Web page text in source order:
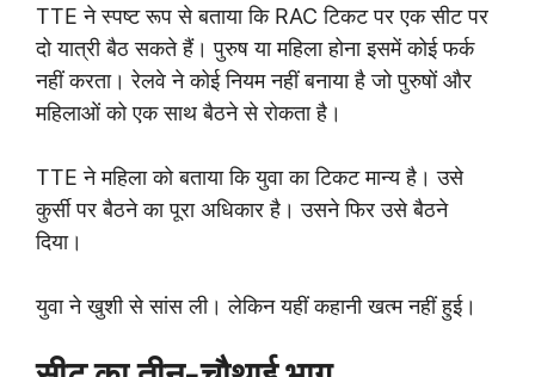
TTE ने स्पष्ट रूप से बताया कि RAC टिकट पर एक सीट पर
दो यात्री बैठ सकते हैं। पुरुष या महिला होना इसमें कोई फर्क
नहीं करता। रेलवे ने कोई नियम नहीं बनाया है जो पुरुषों और
महिलाओं को एक साथ बैठने से रोकता है।
TTE ने महिला को बताया कि युवा का टिकट मान्य है। उसे
कुर्सी पर बैठने का पूरा अधिकार है। उसने फिर उसे बैठने
दिया।
युवा ने खुशी से सांस ली। लेकिन यहीं कहानी खत्म नहीं हुई।